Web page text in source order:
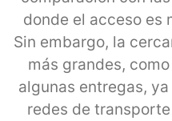
donde el acceso es
Sin embargo, la
más grandes,
algunas entregas,
redes de